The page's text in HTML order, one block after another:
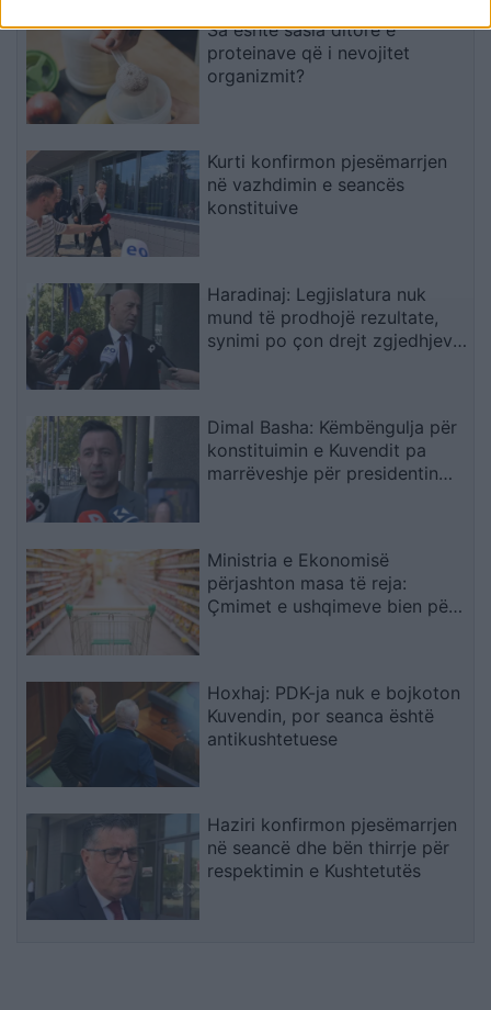
Sa është sasia ditore e
proteinave që i nevojitet
organizmit?
Kurti konfirmon pjesëmarrjen
në vazhdimin e seancës
konstituive
Haradinaj: Legjislatura nuk
mund të prodhojë rezultate,
synimi po çon drejt zgjedhjeve
Dimal Basha: Këmbëngulja për
konstituimin e Kuvendit pa
marrëveshje për presidentin
Ministria e Ekonomisë
përjashton masa të reja:
Çmimet e ushqimeve bien për
Hoxhaj: PDK-ja nuk e bojkoton
Kuvendin, por seanca është
antikushtetuese
Haziri konfirmon pjesëmarrjen
në seancë dhe bën thirrje për
respektimin e Kushtetutës